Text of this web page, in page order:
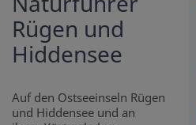
Rügen und
Hiddensee
Auf den Ostseeinseln Rügen
und Hiddensee und an